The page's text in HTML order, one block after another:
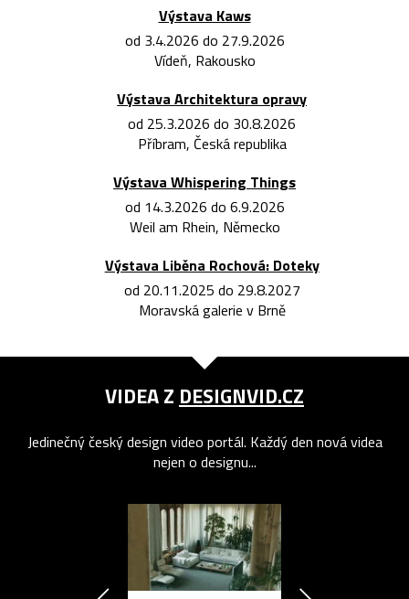
Výstava Kaws
od 3.4.2026 do 27.9.2026
Vídeň, Rakousko
Výstava Architektura opravy
od 25.3.2026 do 30.8.2026
Příbram, Česká republika
Výstava Whispering Things
od 14.3.2026 do 6.9.2026
Weil am Rhein, Německo
Výstava Liběna Rochová: Doteky
od 20.11.2025 do 29.8.2027
Moravská galerie v Brně
VIDEA Z DESIGNVID.CZ
Jedinečný český design video portál. Každý den nová videa
nejen o designu...